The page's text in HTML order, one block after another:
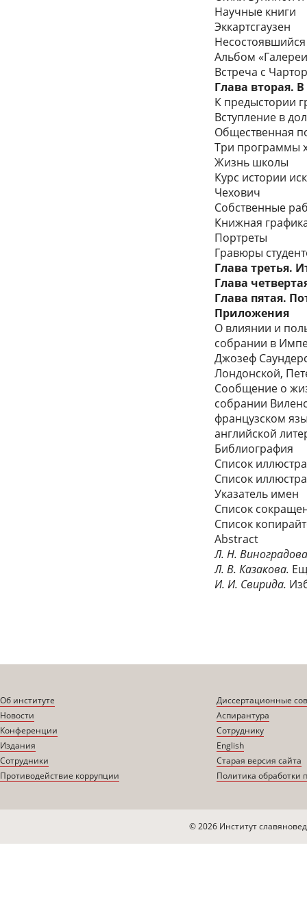
Научные книги
Эккартсгаузен
Альбом
Встреча с
Глава вторая.
К предыстории
Вступление в
Общественная
Три программы
Жизнь школы
Курс истории
Чехович
Собственные
Книжная
Портреты
Гравюры
Глава третья.
Глава
Глава пятая.
Приложения
О влиянии и
собрании в
Джозеф
Лондонской,
Сообщение о
собрании
французском
английской
Библиография
Список
Список
Указатель имен
Список
Список
Abstract
Л. Н.
Л. В. Казакова.
И. И. Свирида.
Об институте
Новости
Конференции
Издания
Сотрудники
Противодействие коррупции
Диссертационные
Аспирантура
Сотруднику
English
Старая версия сайта
Политика обработки
© 2026 Институт